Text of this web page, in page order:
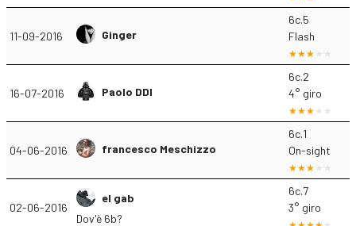
11-09-2016 Ginger
6c.5
Flash
16-07-2016 Paolo DDI
6c.2
4° giro
04-06-2016 francesco Meschizzo
6c.1
On-sight
02-06-2016
el gab
Dov'è 6b?
6c.7
3° giro